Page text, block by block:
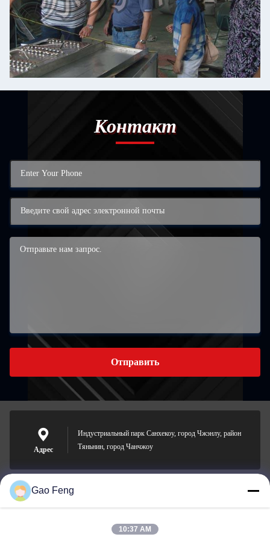
Контакт
Отправить
Адрес
Индустриальный парк Санхекоу, город Чжэнлу, район
Тяньнин, город Чанчжоу
suli@sulidry.com
Gao Feng
10:37 AM